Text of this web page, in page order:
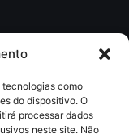
tecnologias como
do dispositivo. O
processar dados
neste site. Não